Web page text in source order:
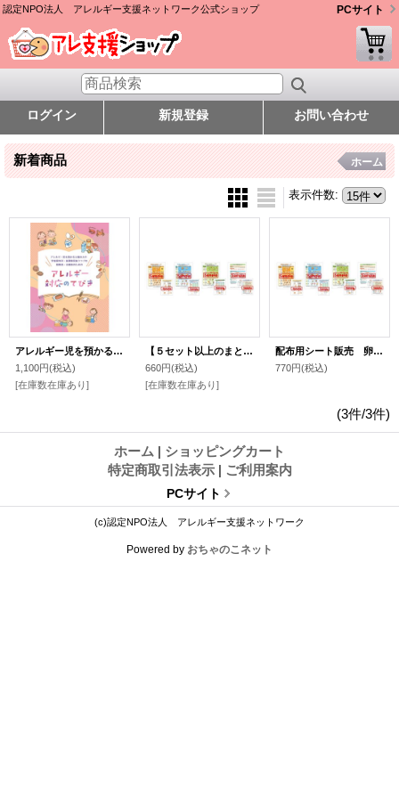
認定NPO法人 アレルギー支援ネットワーク公式ショップ PCサイト
ログイン 新規登録 お問い合わせ
新着商品 ホーム
表示件数:
アレルギー児を預かる立場の方や学童保育所・放課後児童クラブの指導員・支援員のためのアレルギー対応のてびき
1,100円(税込)
[在庫数在庫あり]
【５セット以上のまとめ買いでお得！】配布用シート販売 卵・牛乳・小麦の加工食品解除シート、アレルギー表示シート （1セット20シート入り）
660円(税込)
[在庫数在庫あり]
配布用シート販売 卵・牛乳・小麦の加工食品解除シート、アレルギー表示シート （1セット20シート入り）「おいしく治す食物アレルギー攻略法【改訂第３版】」より
770円(税込)
(3件/3件)
ホーム | ショッピングカート
特定商取引法表示 | ご利用案内
PCサイト
(c)認定NPO法人 アレルギー支援ネットワーク
Powered by おちゃのこネット